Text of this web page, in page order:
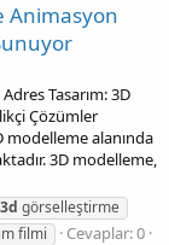
Animasyon
Tasarım: 3D
Çözümler
modelleme alanında
3D modelleme,
3d görselleştirme
filmi Cevaplar: 0